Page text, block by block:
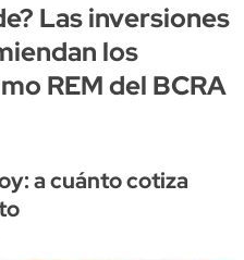
Las inversiones
los
REM del BCRA
a cuánto cotiza